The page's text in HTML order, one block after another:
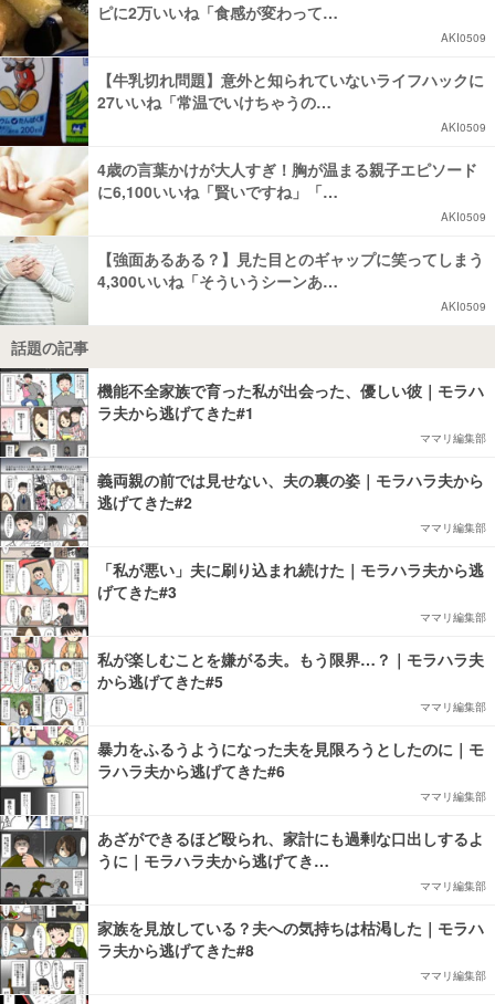
ピに2万いいね「食感が変わって…
AKI0509
【牛乳切れ問題】意外と知られていないライフハックに
27いいね「常温でいけちゃうの…
AKI0509
4歳の言葉かけが大人すぎ！胸が温まる親子エピソード
に6,100いいね「賢いですね」「…
AKI0509
【強面あるある？】見た目とのギャップに笑ってしまう
4,300いいね「そういうシーンあ…
AKI0509
話題の記事
機能不全家族で育った私が出会った、優しい彼｜モラハ
ラ夫から逃げてきた#1
ママリ編集部
義両親の前では見せない、夫の裏の姿｜モラハラ夫から
逃げてきた#2
ママリ編集部
「私が悪い」夫に刷り込まれ続けた｜モラハラ夫から逃
げてきた#3
ママリ編集部
私が楽しむことを嫌がる夫。もう限界…？｜モラハラ夫
から逃げてきた#5
ママリ編集部
暴力をふるうようになった夫を見限ろうとしたのに｜モ
ラハラ夫から逃げてきた#6
ママリ編集部
あざができるほど殴られ、家計にも過剰な口出しするよ
うに｜モラハラ夫から逃げてき…
ママリ編集部
家族を見放している？夫への気持ちは枯渇した｜モラハ
ラ夫から逃げてきた#8
ママリ編集部